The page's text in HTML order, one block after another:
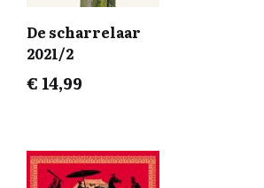
De scharrelaar
2021/2
€ 14,99